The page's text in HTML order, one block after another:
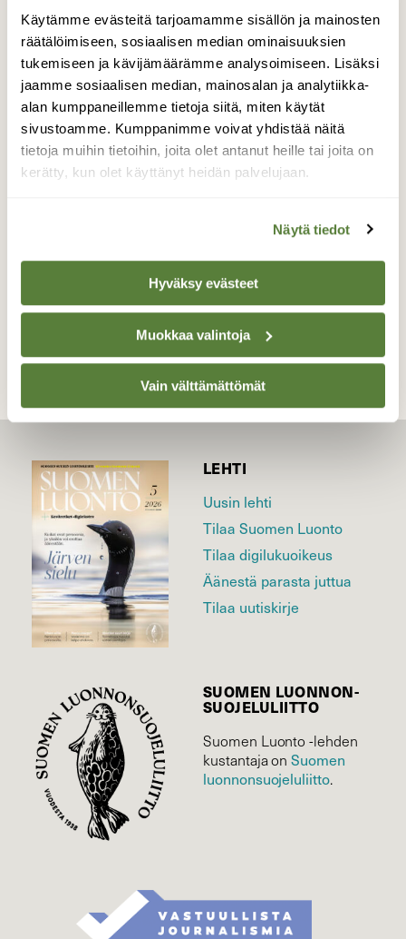
Käytämme evästeitä tarjoamamme sisällön ja mainosten
räätälöimiseen, sosiaalisen median ominaisuuksien
tukemiseen ja kävijämäärämme analysoimiseen. Lisäksi
jaamme sosiaalisen median, mainosalan ja analytiikka-
alan kumppaneillemme tietoja siitä, miten käytät
sivustoamme. Kumppanimme voivat yhdistää näitä
tietoja muihin tietoihin, joita olet antanut heille tai joita on
kerätty, kun olet käyttänyt heidän palvelujaan.
Näytä tiedot
Hyväksy evästeet
Muokkaa valintoja
Vain välttämättömät
Lokki viljelee omaa
palstaansa!
Järven lähellä kun asuu niin lokki hoitaa
oman palstansa pihamaalla,ja oonkin kade
kun sillä kasvaa kaikki niin hyvin:)
LEHTI
Uusin lehti
Tilaa Suomen Luonto
Tilaa digilukuoikeus
Äänestä parasta juttua
Tilaa uutiskirje
SUOMEN LUONNON­
SUOJELU­LIITTO
Suomen Luonto -lehden
kustantaja onSuomen
luonnonsuojelu­liitto.